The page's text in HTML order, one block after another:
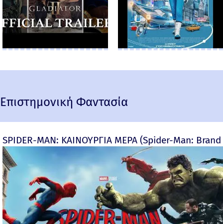
Επιστημονική Φαντασία
SPIDER-MAN: ΚΑΙΝΟΥΡΓΙΑ ΜΕΡΑ (Spider-Man: